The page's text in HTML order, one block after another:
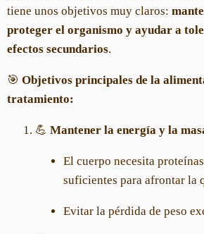
tiene unos objetivos muy claros:
proteger el organismo y ayudar a
efectos secundarios.
🎯 Objetivos principales de la
tratamiento:
💪 Mantener la energía y la
El cuerpo necesita
suficientes para afrontar la
Evitar la pérdida de peso